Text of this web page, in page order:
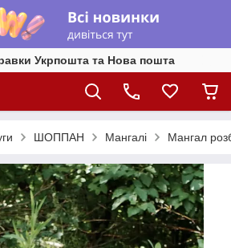
Укрпошта та Нова пошта
ШОППАН Мангалі Мангал